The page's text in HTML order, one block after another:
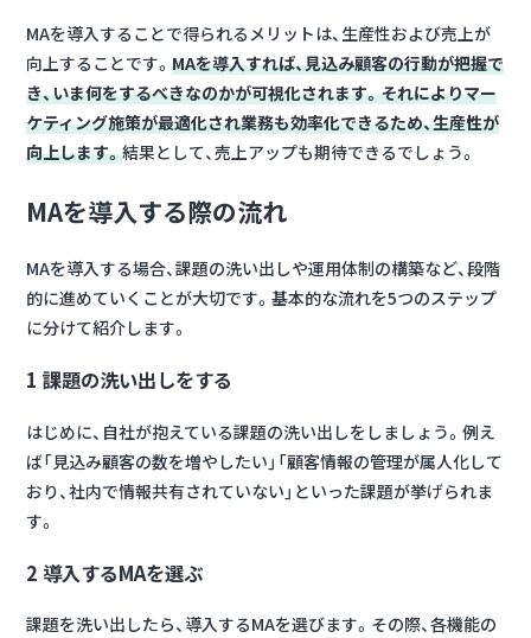
MAを導入することで得られるメリットは、生産性および売上が
向上することです。 MAを導入すれば、見込み顧客の行動が把握で
き、いま何をするべきなのかが可視化されます。それによりマー
ケティング施策が最適化され業務も効率化できるため、生産性が
向上します。結果として、売上アップも期待できるでしょう。
MAを導入する際の流れ
MAを導入する場合、課題の洗い出しや運用体制の構築など、段階
的に進めていくことが大切です。基本的な流れを5つのステップ
に分けて紹介します。
1 課題の洗い出しをする
はじめに、自社が抱えている課題の洗い出しをしましょう。例え
ば「見込み顧客の数を増やしたい」「顧客情報の管理が属人化して
おり、社内で情報共有されていない」といった課題が挙げられま
す。
2 導入するMAを選ぶ
課題を洗い出したら、導入するMAを選びます。その際、各機能の